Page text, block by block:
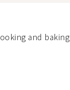
and baking